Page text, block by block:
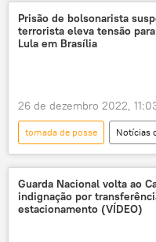
Rússia
discurso
Prisão de bolsonarista
terrorista eleva tensão
Lula em Brasília
26 de dezembro 2022,
tomada de posse
Notícias
Brasil
posse
posse presidencial
PT
Partido dos
Guarda Nacional volta ao
indignação por
estacionamento (VÍDEO)